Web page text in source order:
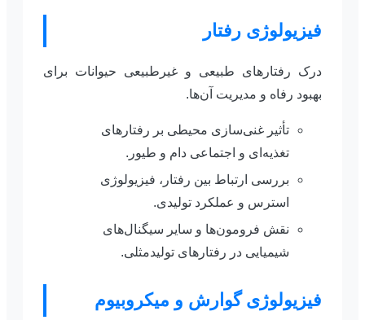
فیزیولوژی رفتار
درک رفتارهای طبیعی و غیرطبیعی حیوانات برای
بهبود رفاه و مدیریت آن‌ها.
تأثیر غنی‌سازی محیطی بر رفتارهای
تغذیه‌ای و اجتماعی دام و طیور.
بررسی ارتباط بین رفتار، فیزیولوژی
استرس و عملکرد تولیدی.
نقش فرومون‌ها و سایر سیگنال‌های
شیمیایی در رفتارهای تولیدمثلی.
فیزیولوژی گوارش و میکروبیوم